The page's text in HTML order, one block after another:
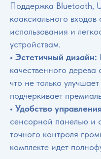
Поддержка Bluetooth,
коаксиального входов
использования и
устройствам.
• Эстетичный дизайн:
качественного
что не только
подчеркивает
• Удобство
сенсорной панелью и
точного контроля
комплекте идет